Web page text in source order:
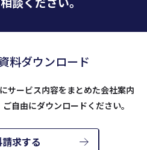
料ダウンロード
サービス内容をまとめた会社案内
自由にダウンロードください。
求する